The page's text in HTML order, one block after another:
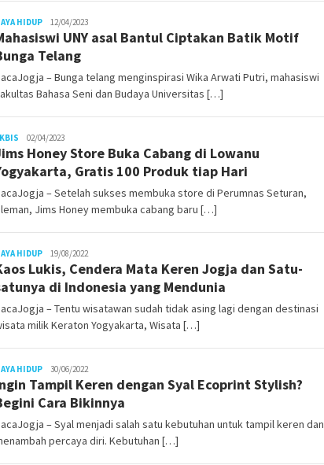
HIDUPJuno12/04/2023
UNY asal Bantul Ciptakan Batik Motif
Telang
– Bunga telang menginspirasi Wika Arwati Putri, mahasiswi
Bahasa Seni dan Budaya Universitas […]
Juno
02/04/2023
Honey Store Buka Cabang di Lowanu
Gratis 100 Produk tiap Hari
– Setelah sukses membuka store di Perumnas Seturan,
Jims Honey membuka cabang baru […]
HIDUPJuno19/08/2022
Lukis, Cendera Mata Keren Jogja dan Satu-
di Indonesia yang Mendunia
– Tentu wisatawan sudah tidak asing lagi dengan destinasi
milik Keraton Yogyakarta, Wisata […]
HIDUPJuno30/06/2022
Tampil Keren dengan Syal Ecoprint Stylish?
Cara Bikinnya
– Syal menjadi salah satu kebutuhan untuk tampil keren dan
percaya diri. Kebutuhan […]